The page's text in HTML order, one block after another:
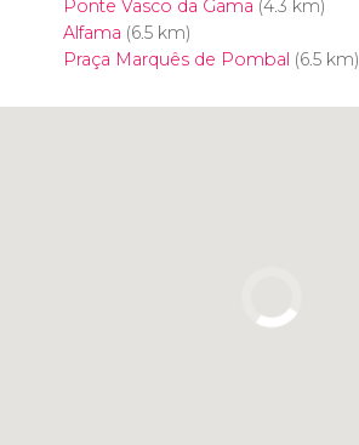
Ponte Vasco da Gama (4.3 km)
Alfama (6.5 km)
Praça Marquês de Pombal (6.5 km)